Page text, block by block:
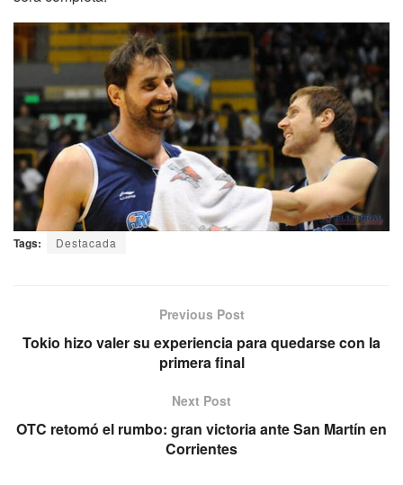
Tags: Destacada
Previous Post
Tokio hizo valer su experiencia para quedarse con la
primera final
Next Post
OTC retomó el rumbo: gran victoria ante San Martín en
Corrientes